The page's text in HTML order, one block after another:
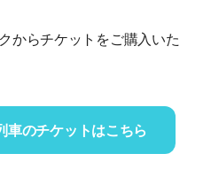
からチケットをご購入いた
車のチケットはこちら